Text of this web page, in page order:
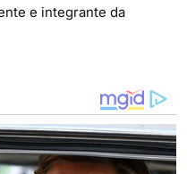
e integrante da